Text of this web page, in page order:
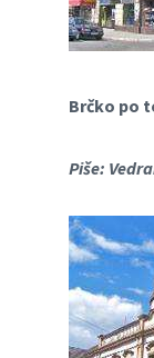
Brčko po
Piše: